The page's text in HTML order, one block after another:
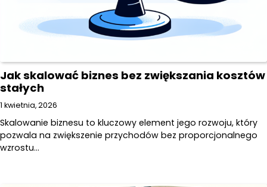
Jak skalować biznes bez zwiększania kosztów
stałych
1 kwietnia, 2026
Skalowanie biznesu to kluczowy element jego rozwoju, który
pozwala na zwiększenie przychodów bez proporcjonalnego
wzrostu…